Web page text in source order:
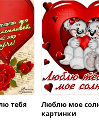
тебя
Люблю мое
картинки